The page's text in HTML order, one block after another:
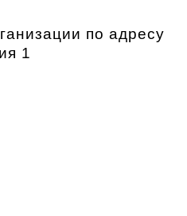
по адресу
1